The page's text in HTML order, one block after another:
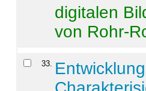
digitalen
von Rohr-
33.